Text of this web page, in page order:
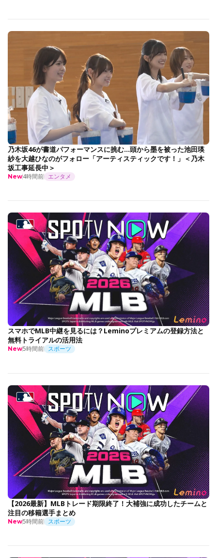
乃木坂46が書道パフォーマンスに挑む…頭から墨を被った池田瑛
紗を大越ひなのがフォロー「アーティスティックです！」＜乃木
坂工事延長中＞
New4時間前 エンタメ
スマホでMLB中継を見るには？Leminoプレミアムの登録方法と
無料トライアルの活用法
New5時間前 スポーツ
【2026最新】MLBトレード期限終了！大補強に成功したチームと
注目の移籍選手まとめ
New5時間前 スポーツ